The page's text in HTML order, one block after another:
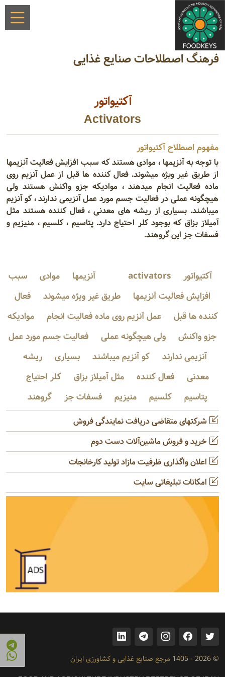
فرهنگ اصطلاحات صنایع غذایی
آکتیواتور
Activators
مفهوم اصطلاح آکتیواتور
با توجه به آنزیمها ، موادی هستند که سبب افزایش فعالیت آنزیمها
از طریق غیر ویژه میشوند. فعال کننده ها قبل از عمل آنزیم روی
ماده فعالیت انجام میدهند ، موادیکه جزو واکنش هستند ولی
هیچگونه عملی در فعالیت جسم مورد عمل آنزیمی ندارند ، کو آنزیم
میباشند. بسیاری از ریشه های معدنی ، فعال کننده هستند مثل
آمیلاز بزاق که بوجود کلر احتیاج دارد. پتاسیم ، کلسیم ، منیزیم و
فسفات جز این گروهند.
آکتیواتور activators آنزیمها موادی
سبب
افزایش فعالیت آنزیمها
طریق غیر ویژه میشوند
فعال
کننده ها قبل
عمل آنزیم روی ماده فعالیت انجام
موادیکه
جزو واکنش
ولی هیچگونه عملی
فعالیت جسم مورد عمل
آنزیمی ندارند
کو آنزیم میباشند بسیاری
ریشه
معدنی
فعال کننده مثل آمیلاز بزاق
کلر احتیاج
پتاسیم
کلسیم منیزیم فسفات جز گروهند
شرکتهای متقاضی دریافت نمایندگی فروش
خرید و فروش ماشین‌آلات دست دوم
اعلان واگذاری ظرفیت مازاد تولید کارخانجات
امکانات تبلیغاتی سایت
© 2026 - 1405 مرجع صنایع غذایی و کشاورزی ایران